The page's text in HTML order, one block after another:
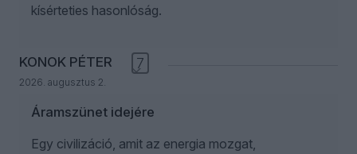
kísérteties hasonlóság.
KONOK PÉTER
2026. augusztus 2.
7
Áramszünet idejére
Egy civilizáció, amit az energia mozgat,